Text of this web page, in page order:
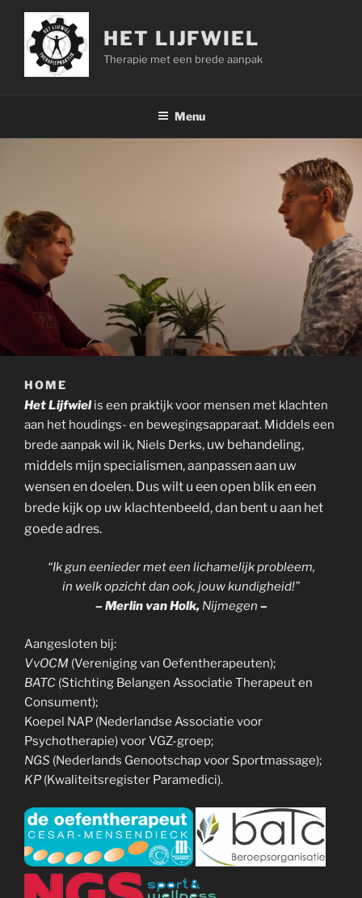
inhoud
HET LIJFWIEL
Therapie met een brede aanpak
Menu
HOME
Het Lijfwielis een praktijk voor mensen met klachten
aan het houdings- en bewegingsapparaat. Middels een
brede aanpak wil ik, Niels Derks, uw behandeling,
middels mijn specialismen, aanpassen aan uw
wensen en doelen. Dus wilt u een open blik en een
brede kijk op uw klachtenbeeld, dan bent u aan het
goede adres.
“Ik gun eenieder met een lichamelijk probleem,
in welk opzicht dan ook, jouw kundigheid!”
– Merlin van Holk, Nijmegen –
Aangesloten bij:
VvOCM (Vereniging van Oefentherapeuten);
BATC (Stichting Belangen Associatie Therapeut en
Consument);
Koepel NAP (Nederlandse Associatie voor
Psychotherapie) voor VGZ-groep;
NGS (Nederlands Genootschap voor Sportmassage);
KP (Kwaliteitsregister Paramedici).